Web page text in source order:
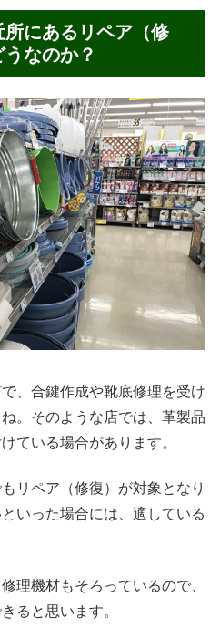
にあるリペア（修
なのか？
、合鍵作成や靴底修理を受け
。そのような店では、革製品
ている場合があります。
リペア（修復）が対象となり
いった場合には、適している
理機材もそろっているので、
ると思います。